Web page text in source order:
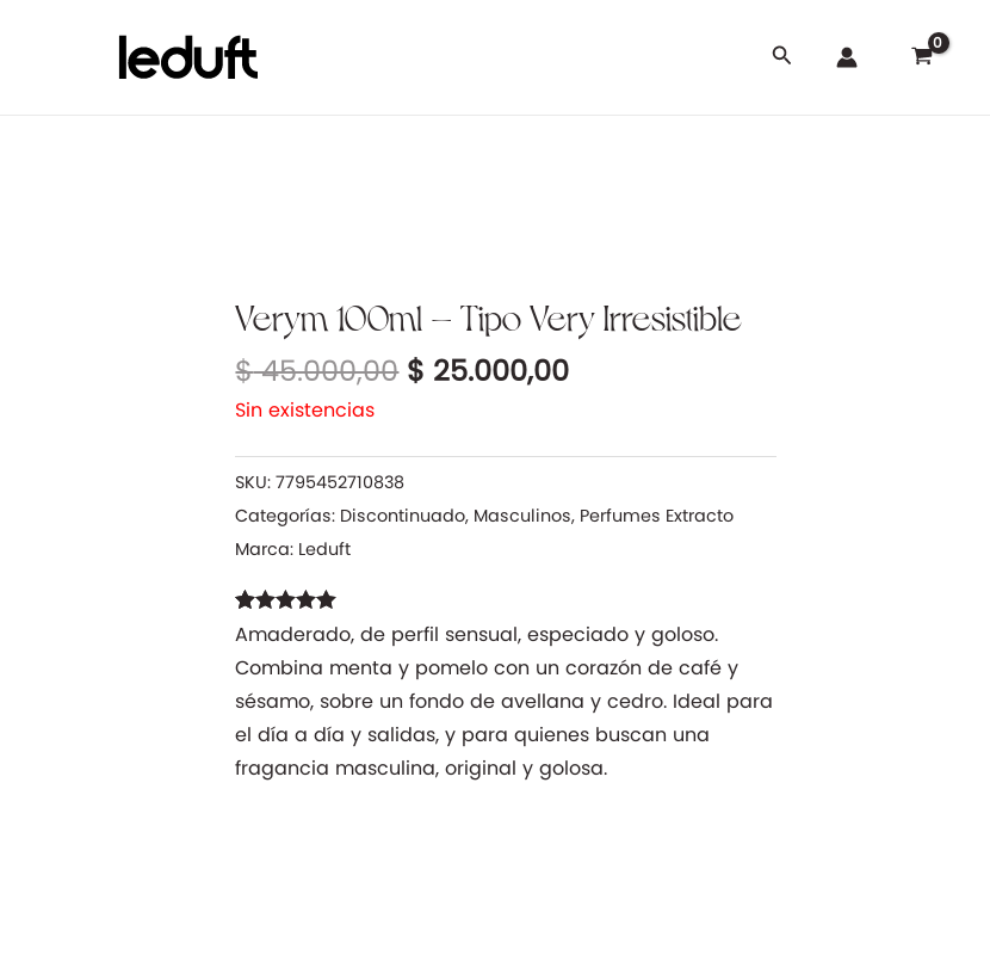
Buscar
Verym 100ml – Tipo Very Irresistible
$45.000,00
El
precio
original
$ 25.000,00
El
precio
actual
Sin existencias
SKU:7795452710838
Categorías: Discontinuado, Masculinos, Perfumes Extracto
Marca: Leduft
Valorado con
4.91de 5 en
base a
11
de clientes
Amaderado, de perfil sensual, especiado y goloso.
Combina menta y pomelo con un corazón de café y
sésamo, sobre un fondo de avellana y cedro. Ideal para
el día a día y salidas, y para quienes buscan una
fragancia masculina, original y golosa.